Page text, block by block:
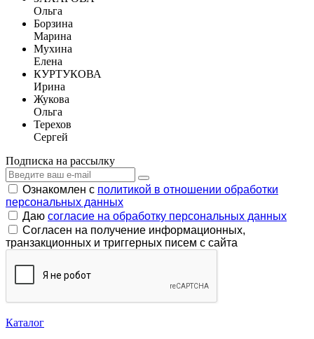
Ольга
Борзина
Марина
Мухина
Елена
КУРТУКОВА
Ирина
Жукова
Ольга
Терехов
Сергей
Подписка на рассылку
Ознакомлен с политикой в отношении обработки
персональных данных
Даю согласие на обработку персональных данных
Согласен на получение информационных,
транзакционных и триггерных писем с сайта
Каталог